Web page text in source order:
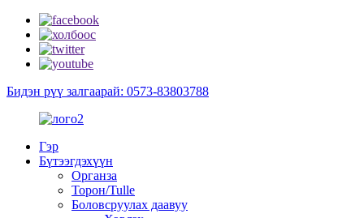
Бидэн рүү залгаарай: 0573-83803788
Гэр
Бүтээгдэхүүн
Органза
Торон/Tulle
Боловсруулах даавуу